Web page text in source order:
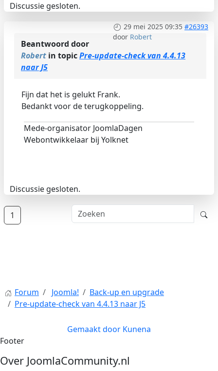
Discussie gesloten.
29 mei 2025 09:35 #26393
door Robert
Beantwoord door
Robert in topicPre-update-check van 4.4.13
naar J5
Fijn dat het is gelukt Frank.
Bedankt voor de terugkoppeling.
Mede-organisator JoomlaDagen
Webontwikkelaar bij Yolknet
Discussie gesloten.
1
Forum Joomla!
Back-up en upgrade
Pre-update-check van 4.4.13 naar J5
Gemaakt door Kunena
Footer
Over JoomlaCommunity.nl